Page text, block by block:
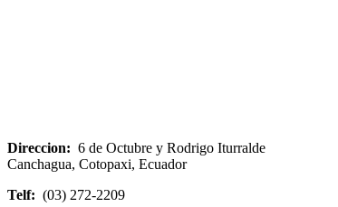
Direccion: 6 de Octubre y Rodrigo Iturralde
Canchagua, Cotopaxi, Ecuador
Telf: (03) 272-2209